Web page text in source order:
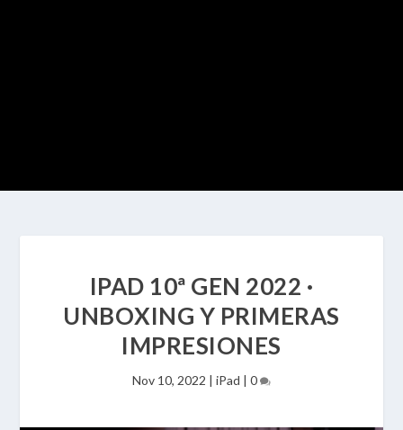
IPAD 10ª GEN 2022 ·
UNBOXING Y PRIMERAS
IMPRESIONES
Nov 10, 2022 | iPad | 0